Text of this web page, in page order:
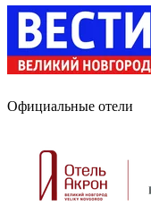
Официальные отели